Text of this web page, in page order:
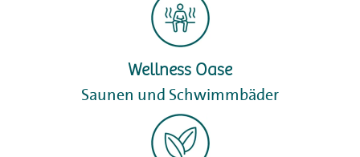
Wellness Oase
Saunen und Schwimmbäder